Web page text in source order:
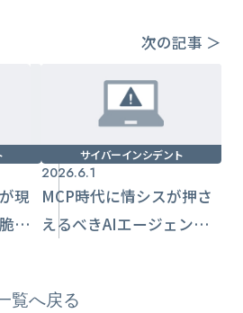
次の記事 ＞
現
弱
サイバーインシデント
2026.6.1
MCP時代に情シスが押さ
えるべきAIエージェント
覧へ戻る